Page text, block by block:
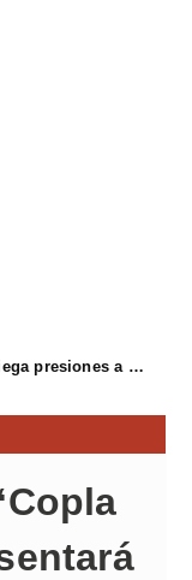
Ángel García niega presiones a comercios y asegura que el Ayuntamiento cumple "de manera muy rigurosa" la Ley de Contratos